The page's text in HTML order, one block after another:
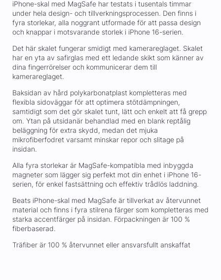
iPhone-skal med MagSafe har testats i tusentals timmar
under hela design- och tillverkningsprocessen. Den finns i
fyra storlekar, alla noggrant utformade för att passa design
och knappar i motsvarande storlek i iPhone 16-serien.
Det här skalet fungerar smidigt med kamerareglaget. Skalet
har en yta av safirglas med ett ledande skikt som känner av
dina fingerrörelser och kommunicerar dem till
kamerareglaget.
Baksidan av hård polykarbonatplast kompletteras med
flexibla sidoväggar för att optimera stötdämpningen,
samtidigt som det gör skalet tunt, lätt och enkelt att få grepp
om. Ytan på utsidanär behandlad med en blank reptålig
beläggning för extra skydd, medan det mjuka
mikrofiberfodret varsamt minskar repor och slitage på
insidan.
Alla fyra storlekar är MagSafe-kompatibla med inbyggda
magneter som lägger sig perfekt mot din enhet i iPhone 16-
serien, för enkel fastsättning och effektiv trådlös laddning.
Beats iPhone-skal med MagSafe är tillverkat av återvunnet
material och finns i fyra stilrena färger som kompletteras med
starka accentfärger på insidan. Förpackningen är 100 %
fiberbaserad.
Träfiber är 100 % återvunnet eller ansvars­fullt anskaffat